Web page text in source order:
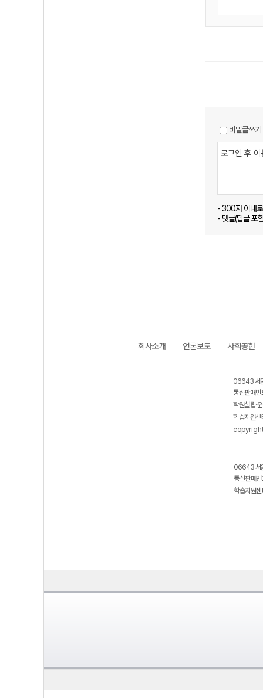
비밀글쓰기
- 300자 이내
- 댓글(답글 포
회사소개 언론보도 사회공헌
06643 서
통신판매
학원설립·
학습지원
06643 서
통신판매
학습지원